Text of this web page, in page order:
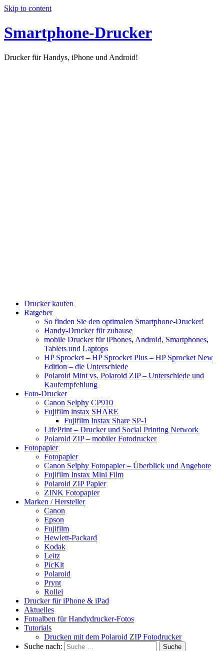
Skip to content
Smartphone-Drucker
Drucker für Handys, iPhone und Android!
Drucker kaufen
Ratgeber
So finden Sie den optimalen Smartphone-Drucker!
Handy-Drucker für zuhause
mobile Drucker für iPhones, Android, Smartphones,
Tablets und Laptops
HP Sprocket – HP Sprocket Plus – HP Sprocket New
Edition – die Unterschiede
Polaroid Mint vs. Polaroid ZIP – Unterschiede und
Kaufempfehlung
Foto-Drucker
Canon Selphy CP910
Fujifilm instax SHARE
Fujifilm Instax Share SP-1
LifePrint – Drucker und Social Printing Network
Polaroid ZIP – mobiler Fotodrucker
Fotopapier
Fotopapier
Canon Selphy Fotopapier – Überblick und Angebote
Fujifilm Instax Mini Film
Polaroid ZIP Papier
ZINK Fotopapier
Marken / Hersteller
Canon
Epson
Fujifilm
Hewlett-Packard
Kodak
Leitz
PicKit
Polaroid
Prynt
Rollei
Drucker für iPhone & iPad
Aktuelles
Fotoalben für Handydrucker-Fotos
Tutorials
Drucken mit dem Polaroid ZIP Fotodrucker
Suche nach: